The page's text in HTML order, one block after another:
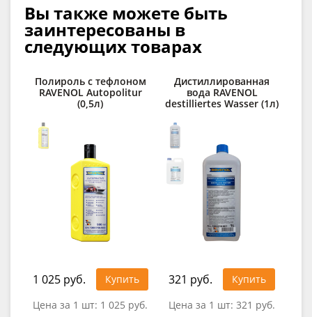
Вы также можете быть
заинтересованы в
следующих товарах
Полироль с тефлоном
RAVENOL Autopolitur
(0,5л)
1 025 руб.
Купить
Цена за 1 шт: 1 025 руб.
Дистиллированная
вода RAVENOL
destilliertes Wasser (1л)
321 руб.
Купить
Цена за 1 шт: 321 руб.